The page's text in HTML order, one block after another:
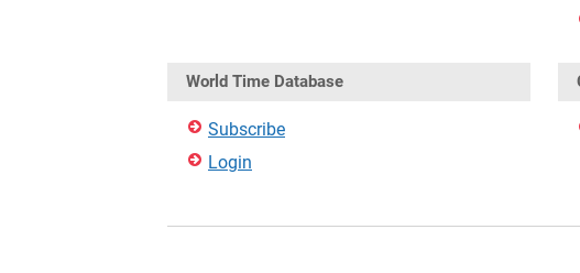
World Time Database
Subscribe
Login